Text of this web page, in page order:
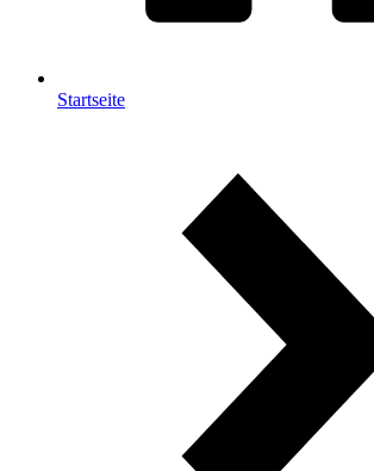
Startseite